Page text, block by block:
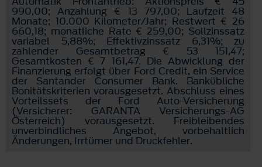
990,00; Anzahlung € 13 797,00; Laufzeit 48
Monate; 10.000 Kilometer/Jahr; Restwert € 26
660,18; monatliche Rate € 259,00; Sollzinssatz
variabel 5,88%; Effektivzinssatz 6,31%; zu
zahlender Gesamtbetrag € 53 151,47;
Gesamtkosten € 7 161,47. Die Abwicklung der
Finanzierung erfolgt über Ford Credit, ein Service
der Santander Consumer Bank. Bankübliche
Bonitätskriterien vorausgesetzt. Abschluss eines
Vorteilssets der Ford Auto-Versicherung
(Versicherer: GARANTA Versicherungs-AG
Österreich) vorausgesetzt. Freibleibendes
unverbindliches Angebot, vorbehaltlich
Änderungen, Irrtümer und Druckfehler.